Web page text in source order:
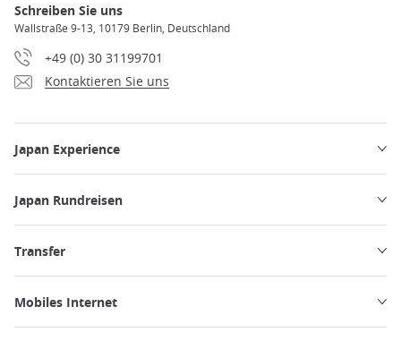
Schreiben Sie uns
Wallstraße 9-13, 10179 Berlin, Deutschland
+49 (0) 30 31199701
Kontaktieren Sie uns
Japan Experience
Japan Rundreisen
Transfer
Mobiles Internet